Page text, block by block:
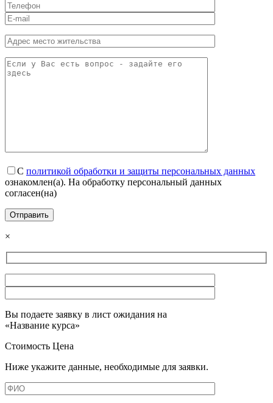
С политикой обработки и защиты персональных данных
ознакомлен(а). На обработку персональный данных
согласен(на)
×
Вы подаете заявку в лист ожидания на
«Название курса»
Стоимость Цена
Ниже укажите данные, необходимые для заявки.